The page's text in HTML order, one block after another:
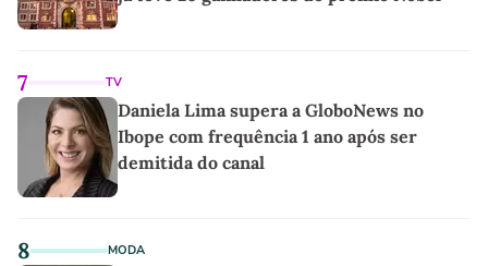
7 TV
Daniela Lima supera a GloboNews no
Ibope com frequência 1 ano após ser
demitida do canal
8 MODA